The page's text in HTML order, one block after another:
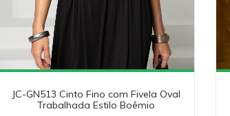
JC-GN513 Cinto Fino com Fivela Oval
Trabalhada Estilo Boêmio